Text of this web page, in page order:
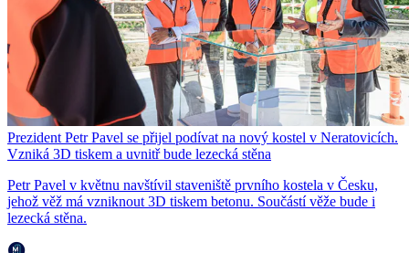
Prezident Petr Pavel se přijel podívat na nový kostel v Neratovicích.
Vzniká 3D tiskem a uvnitř bude lezecká stěna
Petr Pavel v květnu navštívil staveniště prvního kostela v Česku,
jehož věž má vzniknout 3D tiskem betonu. Součástí věže bude i
lezecká stěna.